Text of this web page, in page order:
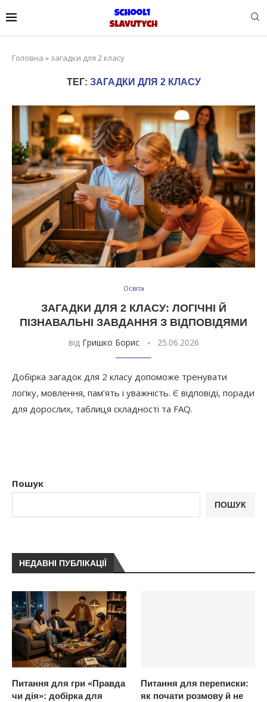
Головна » загадки для 2 класу
ТЕГ: ЗАГАДКИ ДЛЯ 2 КЛАСУ
Освіта
ЗАГАДКИ ДЛЯ 2 КЛАСУ: ЛОГІЧНІ Й
ПІЗНАВАЛЬНІ ЗАВДАННЯ З ВІДПОВІДЯМИ
від Гришко Борис 25.06.2026
Добірка загадок для 2 класу допоможе тренувати
логіку, мовлення, пам’ять і уважність. Є відповіді, поради
для дорослих, таблиця складності та FAQ.
Пошук
ПОШУК
НЕДАВНІ ПУБЛІКАЦІЇ
Питання для гри «Правда
чи дія»: добірка для
Питання для переписки:
як почати розмову й не